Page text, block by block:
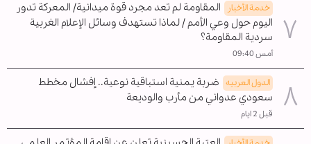
خدمة الأخبار
المقاومة لم تعد مجرد قوة ميدانية/ المعركة تدور
اليوم حول وعي الأمم / لماذا تستهدف وسائل الإعلام الغربية
سردية المقاومة؟
أمس 09:40
الدول العربیه ضربة يمنية استباقية نوعية.. إفشال مخطط
سعودي عدواني من مأرب والوديعة
قبل 2 ايام